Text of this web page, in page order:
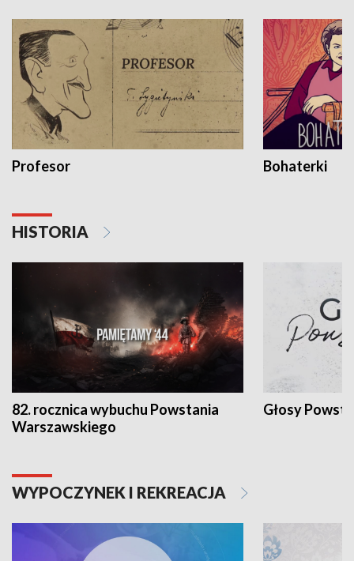
Profesor Bohaterki
HISTORIA
82. rocznica wybuchu Powstania
Warszawskiego
Głosy
WYPOCZYNEK I REKREACJA